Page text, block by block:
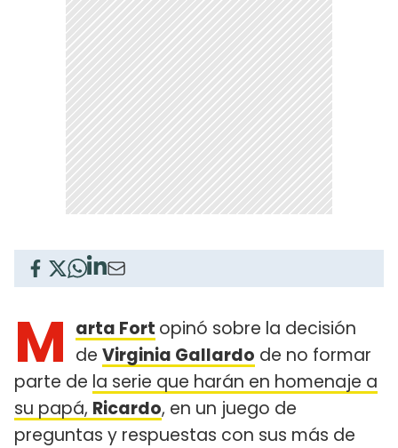
M arta Fort opinó sobre la decisión
de Virginia Gallardo de no formar
parte de la serie que harán en homenaje a
su papá, Ricardo, en un juego de
preguntas y respuestas con sus más de